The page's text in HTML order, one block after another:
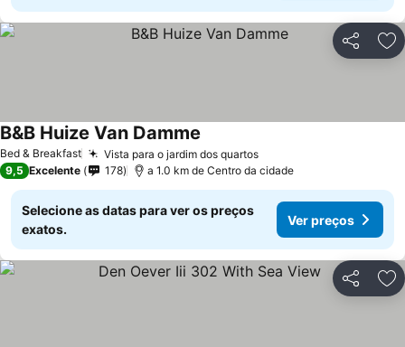
Partilhar
Bed & Breakfast Vista para o jardim dos quartos
B&B Huize Van Damme
9,5 Excelente 178 a 1.0 km de Centro da cidade
Selecione as datas para ver os preços
exatos.
Ver preços
Partilhar